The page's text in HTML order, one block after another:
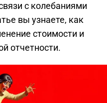
с колебаниями
вы узнаете, как
стоимости и
отчетности.